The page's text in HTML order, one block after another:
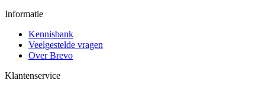
Informatie
Kennisbank
Veelgestelde vragen
Over Brevo
Klantenservice